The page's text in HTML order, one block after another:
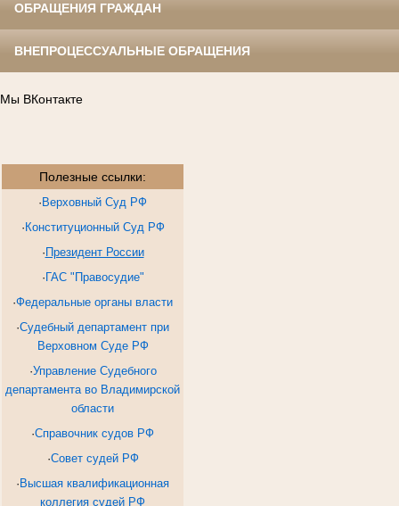
ОБРАЩЕНИЯ ГРАЖДАН
ВНЕПРОЦЕССУАЛЬНЫЕ ОБРАЩЕНИЯ
Мы ВКонтакте
Полезные ссылки:
·Верховный Суд РФ
·Конституционный Суд РФ
·Президент России
·ГАС "Правосудие"
·Федеральные органы власти
·Судебный департамент при
Верховном Суде РФ
·Управление Судебного
департамента во Владимирской
области
·Справочник судов РФ
·Совет судей РФ
·Высшая квалификационная
коллегия судей РФ